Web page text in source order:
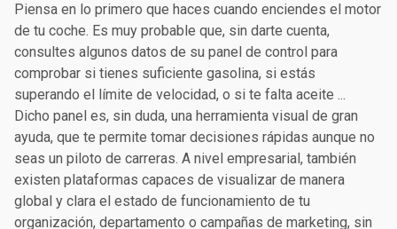
Piensa en lo primero que haces cuando enciendes el motor
de tu coche. Es muy probable que, sin darte cuenta,
consultes algunos datos de su panel de control para
comprobar si tienes suficiente gasolina, si estás
superando el límite de velocidad, o si te falta aceite ...
Dicho panel es, sin duda, una herramienta visual de gran
ayuda, que te permite tomar decisiones rápidas aunque no
seas un piloto de carreras. A nivel empresarial, también
existen plataformas capaces de visualizar de manera
global y clara el estado de funcionamiento de tu
organización, departamento o campañas de marketing, sin